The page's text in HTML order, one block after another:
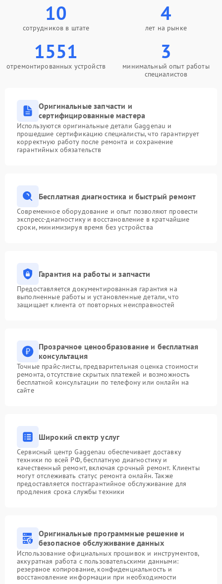
10
сотрудников в штате
4
лет на рынке
1551
отремонтированных устройств
3
минимальный опыт работы
специалистов
Оригинальные запчасти и
сертифицированные мастера
Используются оригинальные детали Gaggenau и
прошедшие сертификацию специалисты, что гарантирует
корректную работу после ремонта и сохранение
гарантийных обязательств
Бесплатная диагностика и быстрый ремонт
Современное оборудование и опыт позволяют провести
экспресс-диагностику и восстановление в кратчайшие
сроки, минимизируя время без устройства
Гарантия на работы и запчасти
Предоставляется документированная гарантия на
выполненные работы и установленные детали, что
защищает клиента от повторных неисправностей
Прозрачное ценообразование и бесплатная
консультация
Точные прайс-листы, предварительная оценка стоимости
ремонта, отсутствие скрытых платежей и возможность
бесплатной консультации по телефону или онлайн на
сайте
Широкий спектр услуг
Сервисный центр Gaggenau обеспечивает доставку
техники по всей РФ, бесплатную диагностику и
качественный ремонт, включая срочный ремонт. Клиенты
могут отслеживать статус ремонта онлайн. Также
предоставляется постгарантийное обслуживание для
продления срока службы техники
Оригинальные программные решение и
безопасное обслуживание данных
Использование официальных прошивок и инструментов,
аккуратная работа с пользовательскими данными:
резервное копирование, конфиденциальность и
восстановление информации при необходимости